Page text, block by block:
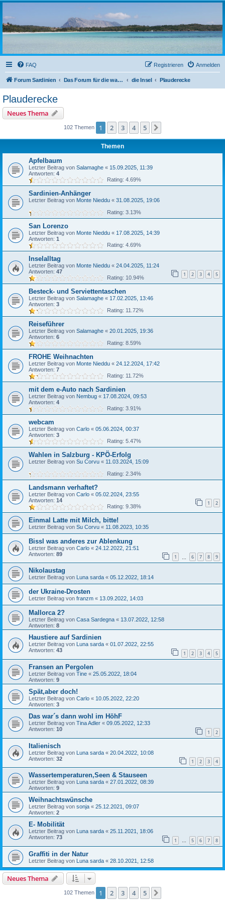
sardinien-forum.org
Das Forum der Freunde Sardiniens
FAQ Anmelden
Registrieren
Forum Sardinien Das Forum für die wahren Freunde Sardiniens.. die Insel Plauderecke
Plauderecke
Neues Thema
102 Themen 1 2 3 4 5
Themen
Apfelbaum
Letzter Beitrag von Salamaghe « 15.09.2025, 11:39
Antworten: 4
Rating: 4.69%
Sardinien-Anhänger
Letzter Beitrag von Monte Nieddu « 31.08.2025, 19:06
Rating: 3.13%
San Lorenzo
Letzter Beitrag von Monte Nieddu « 17.08.2025, 14:39
Antworten: 1
Rating: 4.69%
Inselalltag
Letzter Beitrag von Monte Nieddu « 24.04.2025, 11:24
Antworten: 47 1 2 3 4 5
Rating: 10.94%
Besteck- und Serviettentaschen
Letzter Beitrag von Salamaghe « 17.02.2025, 13:46
Antworten: 3
Rating: 11.72%
Reiseführer
Letzter Beitrag von Salamaghe « 20.01.2025, 19:36
Antworten: 6
Rating: 8.59%
FROHE Weihnachten
Letzter Beitrag von Monte Nieddu « 24.12.2024, 17:42
Antworten: 7
Rating: 11.72%
mit dem e-Auto nach Sardinien
Letzter Beitrag von Nembug « 17.08.2024, 09:53
Antworten: 4
Rating: 3.91%
webcam
Letzter Beitrag von Carlo « 05.06.2024, 00:37
Antworten: 3
Rating: 5.47%
Wahlen in Salzburg - KPÖ-Erfolg
Letzter Beitrag von Su Corvu « 11.03.2024, 15:09
Rating: 2.34%
Landsmann verhaftet?
Letzter Beitrag von Carlo « 05.02.2024, 23:55
Antworten: 14 1 2
Rating: 9.38%
Einmal Latte mit Milch, bitte!
Letzter Beitrag von Su Corvu « 11.08.2023, 10:35
Bissl was anderes zur Ablenkung
Letzter Beitrag von Carlo « 24.12.2022, 21:51
Antworten: 89 1 6 7 8 9
Nikolaustag
Letzter Beitrag von Luna sarda « 05.12.2022, 18:14
der Ukraine-Drosten
Letzter Beitrag von franzm « 13.09.2022, 14:03
Mallorca 2?
Letzter Beitrag von Casa Sardegna « 13.07.2022, 12:58
Antworten: 8
Haustiere auf Sardinien
Letzter Beitrag von Luna sarda « 01.07.2022, 22:55
Antworten: 43 1 2 3 4 5
Fransen an Pergolen
Letzter Beitrag von Tine « 25.05.2022, 18:04
Antworten: 9
Spät,aber doch!
Letzter Beitrag von Carlo « 10.05.2022, 22:20
Antworten: 3
Das war´s dann wohl im HöhF
Letzter Beitrag von Tina Adler « 09.05.2022, 12:33
Antworten: 10 1 2
Italienisch
Letzter Beitrag von Luna sarda « 20.04.2022, 10:08
Antworten: 32 1 2 3 4
Wassertemperaturen,Seen & Stauseen
Letzter Beitrag von Luna sarda « 27.01.2022, 08:39
Antworten: 9
Weihnachtswünsche
Letzter Beitrag von sonja « 25.12.2021, 09:07
Antworten: 2
E- Mobilität
Letzter Beitrag von Luna sarda « 25.11.2021, 18:06
Antworten: 73 1 … 5 6 7 8
Graffiti in der Natur
Letzter Beitrag von Luna sarda « 28.10.2021, 12:58
Neues Thema
102 Themen 1 2 3 4 5